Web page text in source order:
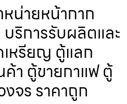
น่ายหน้ากาก
ริการรับผลิตและ
หรียญ ตู้แลก
า ตู้ขายกาแฟ ตู้
จร ราคาถูก